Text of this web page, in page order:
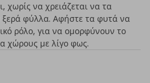
χωρίς να χρειάζεται να τα
ξερά φύλλα. Αφήστε τα φυτά να
ρόλο, για να ομορφύνουν το
χώρους με λίγο φως.